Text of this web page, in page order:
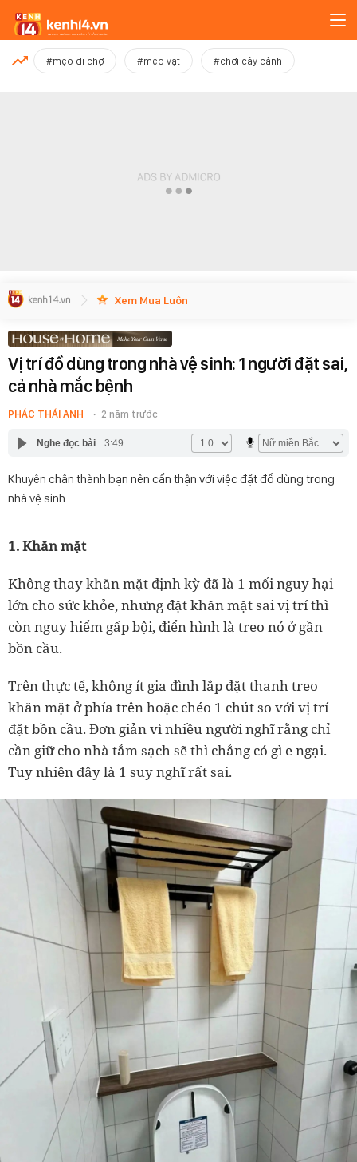
MỚI NHẤT
#mẹo đi chợ #mẹo vặt #chơi cây cảnh
Xem Mua Luôn
Vị trí đồ dùng trong nhà vệ sinh: 1 người đặt sai,
cả nhà mắc bệnh
PHÁC THÁI ANH 2 năm trước
Nghe đọc bài 3:49
Khuyên chân thành bạn nên cẩn thận với việc đặt đồ dùng trong
nhà vệ sinh.
1. Khăn mặt
Không thay khăn mặt định kỳ đã là 1 mối nguy hại
lớn cho sức khỏe, nhưng đặt khăn mặt sai vị trí thì
còn nguy hiểm gấp bội, điển hình là treo nó ở gần
bồn cầu.
Trên thực tế, không ít gia đình lắp đặt thanh treo
khăn mặt ở phía trên hoặc chéo 1 chút so với vị trí
đặt bồn cầu. Đơn giản vì nhiều người nghĩ rằng chỉ
cần giữ cho nhà tắm sạch sẽ thì chẳng có gì e ngại.
Tuy nhiên đây là 1 suy nghĩ rất sai.